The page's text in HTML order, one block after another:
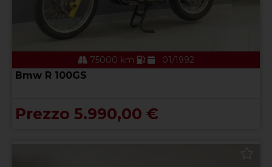
75000 km 01/1992
Bmw R 100GS
Prezzo 5.990,00 €